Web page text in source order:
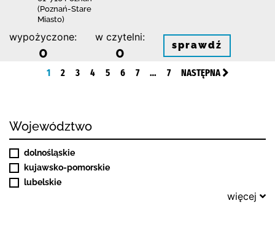
(Poznań-Stare
Miasto)
wypożyczone:
0
w czytelni:
0 sprawdź
1 2 3 4 5 6 7 … 7 NASTĘPNA
Województwo
dolnośląskie
kujawsko-pomorskie
lubelskie
więcej